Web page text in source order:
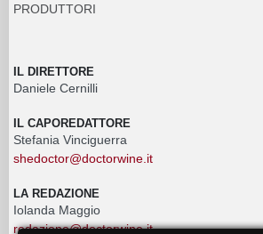
PRODUTTORI
IL DIRETTORE
Daniele Cernilli
IL CAPOREDATTORE
Stefania Vinciguerra
shedoctor@doctorwine.it
LA REDAZIONE
Iolanda Maggio
redazione@doctorwine.it